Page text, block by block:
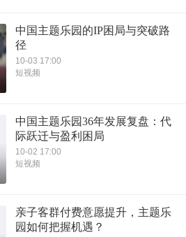
中国主题乐园的IP困局与突破路
径
10-03 17:00
短视频
中国主题乐园36年发展复盘：代
际跃迁与盈利困局
10-02 17:00
短视频
亲子客群付费意愿提升，主题乐
园如何把握机遇？